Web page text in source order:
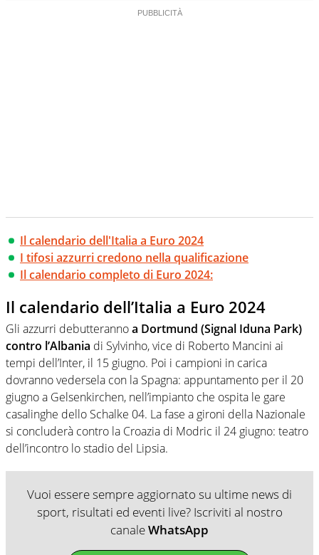
Il calendario dell'Italia a Euro 2024
I tifosi azzurri credono nella qualificazione
Il calendario completo di Euro 2024:
Il calendario dell’Italia a Euro 2024
Gli azzurri debutterannoa Dortmund (Signal Iduna Park)
contro l’Albania di Sylvinho, vice di Roberto Mancini ai
tempi dell’Inter, il 15 giugno. Poi i campioni in carica
dovranno vedersela con la Spagna: appuntamento per il 20
giugno a Gelsenkirchen, nell’impianto che ospita le gare
casalinghe dello Schalke 04. La fase a gironi della Nazionale
si concluderà contro la Croazia di Modric il 24 giugno: teatro
dell’incontro lo stadio del Lipsia.
Vuoi essere sempre aggiornato su ultime news di
sport, risultati ed eventi live? Iscriviti al nostro
canaleWhatsApp